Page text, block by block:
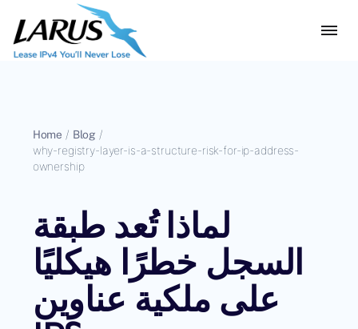
Home / Blog /
why-registry-layer-is-a-structure-risk-for-ip-address-
ownership
لماذا تُعد طبقة
السجل خطرًا هيكليًا
على ملكية عناوين